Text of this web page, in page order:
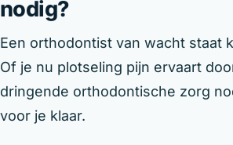
nodig?
Een orthodontist van wacht staat
Of je nu plotseling pijn ervaart
dringende orthodontische zorg
voor je klaar.